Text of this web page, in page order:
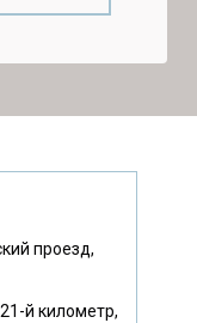
проезд,
й километр,